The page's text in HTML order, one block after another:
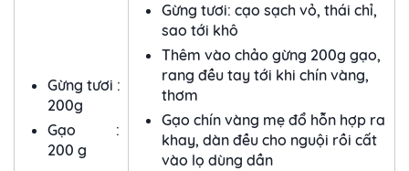
Gừng tươi :
200g
Gạo :
200 g
Gừng tươi: cạo sạch vỏ, thái chỉ,
sao tới khô
Thêm vào chảo gừng 200g gạo,
rang đều tay tới khi chín vàng,
thơm
Gạo chín vàng mẹ đổ hỗn hợp ra
khay, dàn đều cho nguội rồi cất
vào lọ dùng dần